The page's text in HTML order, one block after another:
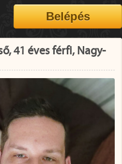
41 éves férfi, Nagy-